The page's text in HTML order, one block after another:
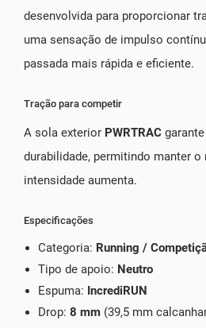
desenvolvida para proporcionar
uma sensação de impulso
passada mais rápida e eficiente.
Tração para competir
A sola exterior PWRTRAC
durabilidade, permitindo manter
intensidade aumenta.
Especificações
Categoria: Running /
Tipo de apoio: Neutro
Espuma: IncrediRUN
Drop: 8 mm (39,5 mm